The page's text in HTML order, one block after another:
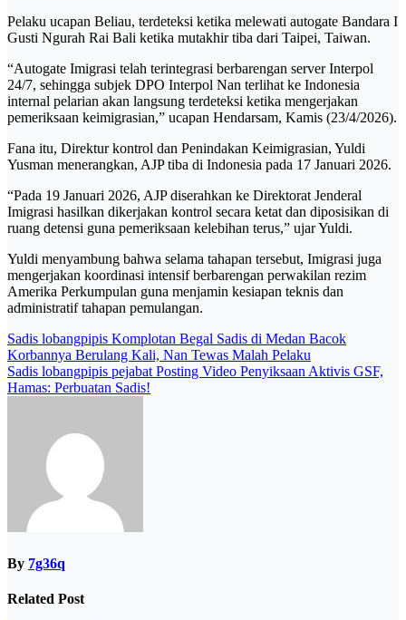
Pelaku ucapan Beliau, terdeteksi ketika melewati autogate Bandara I
Gusti Ngurah Rai Bali ketika mutakhir tiba dari Taipei, Taiwan.
“Autogate Imigrasi telah terintegrasi berbarengan server Interpol
24/7, sehingga subjek DPO Interpol Nan terlihat ke Indonesia
internal pelarian akan langsung terdeteksi ketika mengerjakan
pemeriksaan keimigrasian,” ucapan Hendarsam, Kamis (23/4/2026).
Fana itu, Direktur kontrol dan Penindakan Keimigrasian, Yuldi
Yusman menerangkan, AJP tiba di Indonesia pada 17 Januari 2026.
“Pada 19 Januari 2026, AJP diserahkan ke Direktorat Jenderal
Imigrasi hasilkan dikerjakan kontrol secara ketat dan diposisikan di
ruang detensi guna pemeriksaan kelebihan terus,” ujar Yuldi.
Yuldi menyambung bahwa selama tahapan tersebut, Imigrasi juga
mengerjakan koordinasi intensif berbarengan perwakilan rezim
Amerika Perkumpulan guna menjamin kesiapan teknis dan
administratif tahapan pemulangan.
Post
navigation
Sadis lobangpipis Komplotan Begal Sadis di Medan Bacok
Korbannya Berulang Kali, Nan Tewas Malah Pelaku
Sadis lobangpipis pejabat Posting Video Penyiksaan Aktivis GSF,
Hamas: Perbuatan Sadis!
By 7g36q
Related Post